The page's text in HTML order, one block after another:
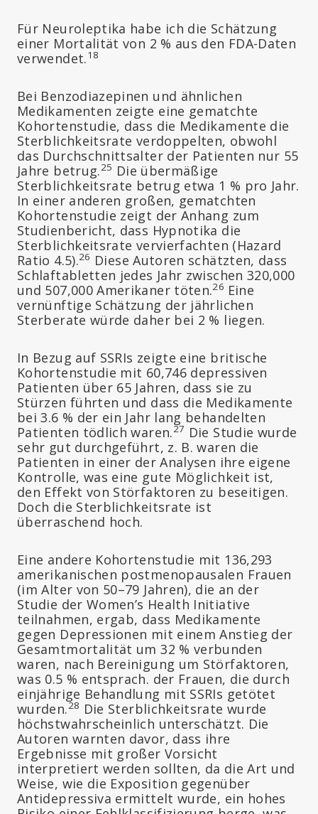
Für Neuroleptika habe ich die Schätzung
einer Mortalität von 2 % aus den FDA-Daten
verwendet.18
Bei Benzodiazepinen und ähnlichen
Medikamenten zeigte eine gematchte
Kohortenstudie, dass die Medikamente die
Sterblichkeitsrate verdoppelten, obwohl
das Durchschnittsalter der Patienten nur 55
Jahre betrug.25 Die übermäßige
Sterblichkeitsrate betrug etwa 1 % pro Jahr.
In einer anderen großen, gematchten
Kohortenstudie zeigt der Anhang zum
Studienbericht, dass Hypnotika die
Sterblichkeitsrate vervierfachten (Hazard
Ratio 4.5).26 Diese Autoren schätzten, dass
Schlaftabletten jedes Jahr zwischen 320,000
und 507,000 Amerikaner töten.26 Eine
vernünftige Schätzung der jährlichen
Sterberate würde daher bei 2 % liegen.
In Bezug auf SSRIs zeigte eine britische
Kohortenstudie mit 60,746 depressiven
Patienten über 65 Jahren, dass sie zu
Stürzen führten und dass die Medikamente
bei 3.6 % der ein Jahr lang behandelten
Patienten tödlich waren.27 Die Studie wurde
sehr gut durchgeführt, z. B. waren die
Patienten in einer der Analysen ihre eigene
Kontrolle, was eine gute Möglichkeit ist,
den Effekt von Störfaktoren zu beseitigen.
Doch die Sterblichkeitsrate ist
überraschend hoch.
Eine andere Kohortenstudie mit 136,293
amerikanischen postmenopausalen Frauen
(im Alter von 50–79 Jahren), die an der
Studie der Women’s Health Initiative
teilnahmen, ergab, dass Medikamente
gegen Depressionen mit einem Anstieg der
Gesamtmortalität um 32 % verbunden
waren, nach Bereinigung um Störfaktoren,
was 0.5 % entsprach. der Frauen, die durch
einjährige Behandlung mit SSRIs getötet
wurden.28 Die Sterblichkeitsrate wurde
höchstwahrscheinlich unterschätzt. Die
Autoren warnten davor, dass ihre
Ergebnisse mit großer Vorsicht
interpretiert werden sollten, da die Art und
Weise, wie die Exposition gegenüber
Antidepressiva ermittelt wurde, ein hohes